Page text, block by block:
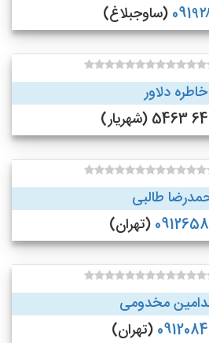
(ساوجبلاغ)
خاطره دلاور
طالبی
(تهران)
مخدومی
(تهران)